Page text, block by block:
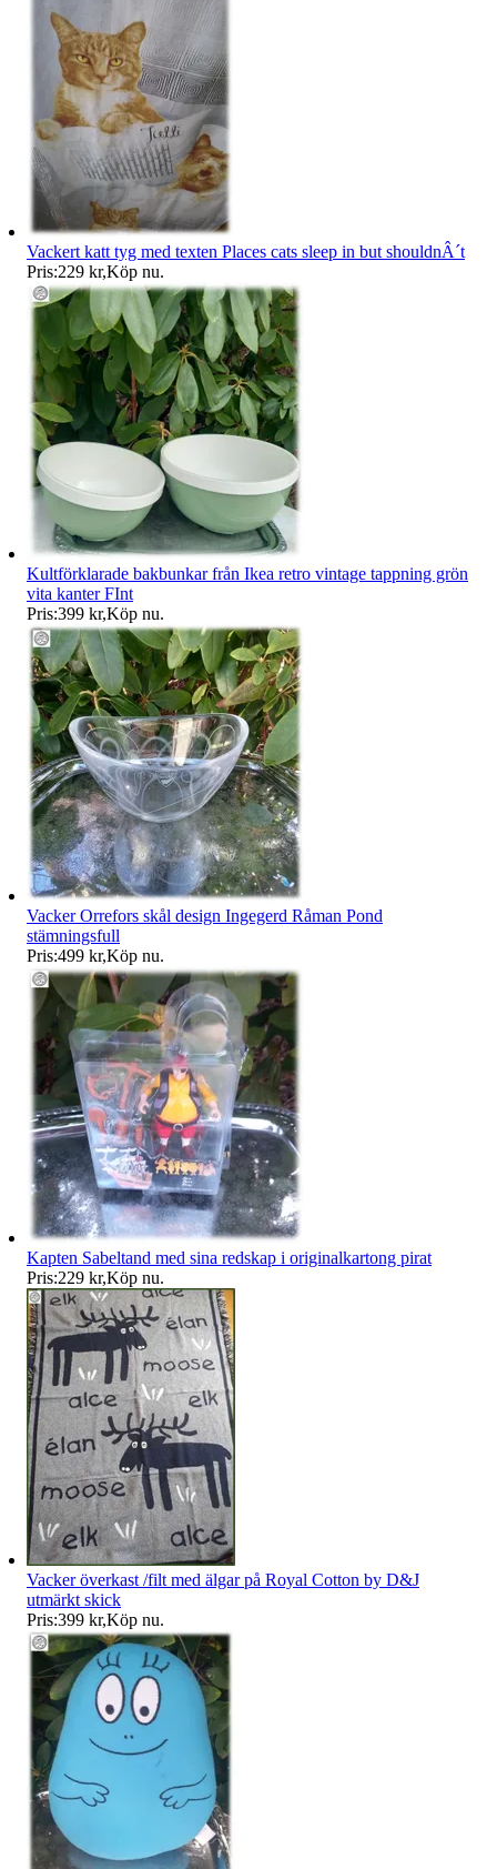
Vackert katt tyg med texten Places cats sleep in but shouldnÂ´t
Pris:229 kr,Köp nu.
Kultförklarade bakbunkar från Ikea retro vintage tappning grön
vita kanter FInt
Pris:399 kr,Köp nu.
Vacker Orrefors skål design Ingegerd Råman Pond
stämningsfull
Pris:499 kr,Köp nu.
Kapten Sabeltand med sina redskap i originalkartong pirat
Pris:229 kr,Köp nu.
Vacker överkast /filt med älgar på Royal Cotton by D&J
utmärkt skick
Pris:399 kr,Köp nu.